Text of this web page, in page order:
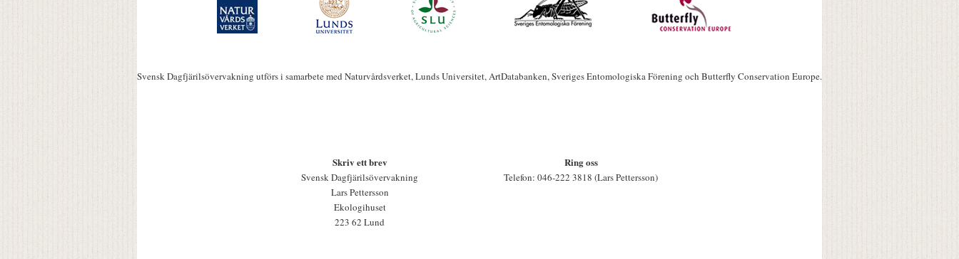
Svensk Dagfjärilsövervakning utförs i samarbete med Naturvårdsverket, Lunds Universitet, ArtDatabanken, Sveriges Entomologiska Förening och Butterfly Conservation Europe.
Skriv ett brev
Svensk Dagfjärilsövervakning
Lars Pettersson
Ekologihuset
223 62 Lund
Ring oss
Telefon: 046-222 3818 (Lars Pettersson)